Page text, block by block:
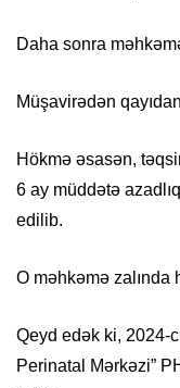
Daha sonra
Müşavirədən
Hökmə əsasən,
6 ay müddətə
edilib.
O məhkəmə zalında
Qeyd edək ki, 2024-
Perinatal Mərkəzi”